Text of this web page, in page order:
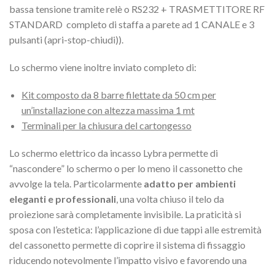
bassa tensione tramite relè o RS232 + TRASMETTITORE RF
STANDARD completo di staffa a parete ad 1 CANALE e 3
pulsanti (apri-stop-chiudi)).
Lo schermo viene inoltre inviato completo di:
Kit composto da 8 barre filettate da 50 cm per
un’installazione con altezza massima 1 mt
Terminali per la chiusura del cartongesso
Lo schermo elettrico da incasso Lybra permette di
“nascondere” lo schermo o per lo meno il cassonetto che
avvolge la tela. Particolarmente adatto per ambienti
eleganti e professionali , una volta chiuso il telo da
proiezione sarà completamente invisibile. La praticità si
sposa con l’estetica: l’applicazione di due tappi alle estremità
del cassonetto permette di coprire il sistema di fissaggio
riducendo notevolmente l’impatto visivo e favorendo una